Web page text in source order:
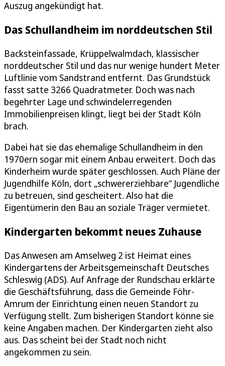
Auszug angekündigt hat.
Das Schullandheim im norddeutschen Stil
Backsteinfassade, Krüppelwalmdach, klassischer
norddeutscher Stil und das nur wenige hundert Meter
Luftlinie vom Sandstrand entfernt. Das Grundstück
fasst satte 3266 Quadratmeter. Doch was nach
begehrter Lage und schwindelerregenden
Immobilienpreisen klingt, liegt bei der Stadt Köln
brach.
Dabei hat sie das ehemalige Schullandheim in den
1970ern sogar mit einem Anbau erweitert. Doch das
Kinderheim wurde später geschlossen. Auch Pläne der
Jugendhilfe Köln, dort „schwererziehbare“ Jugendliche
zu betreuen, sind gescheitert. Also hat die
Eigentümerin den Bau an soziale Träger vermietet.
Kindergarten bekommt neues Zuhause
Das Anwesen am Amselweg 2 ist Heimat eines
Kindergartens der Arbeitsgemeinschaft Deutsches
Schleswig (ADS). Auf Anfrage der Rundschau erklärte
die Geschäftsführung, dass die Gemeinde Föhr-
Amrum der Einrichtung einen neuen Standort zu
Verfügung stellt. Zum bisherigen Standort könne sie
keine Angaben machen. Der Kindergarten zieht also
aus. Das scheint bei der Stadt noch nicht
angekommen zu sein.